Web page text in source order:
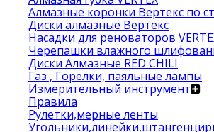
Алмазные коронки Вертекс по
Диски алмазные Вертекс
Насадки для реноваторов
Черепашки влажного
Диски Алмазные RED CHILI
Газ , Горелки, паяльные лампы
Измерительный инструмент
Правила
Рулетки,мерные ленты